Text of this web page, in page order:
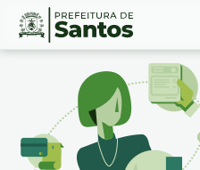
Ir
Conteúdo